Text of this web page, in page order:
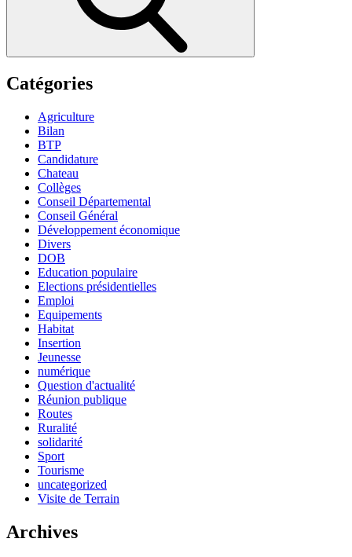
Catégories
Agriculture
Bilan
BTP
Candidature
Chateau
Collèges
Conseil Départemental
Conseil Général
Développement économique
Divers
DOB
Education populaire
Elections présidentielles
Emploi
Equipements
Habitat
Insertion
Jeunesse
numérique
Question d'actualité
Réunion publique
Routes
Ruralité
solidarité
Sport
Tourisme
uncategorized
Visite de Terrain
Archives